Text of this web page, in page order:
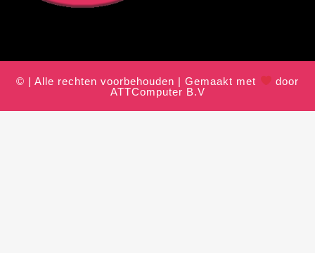
© | Alle rechten voorbehouden | Gemaakt met
door
ATTComputer B.V